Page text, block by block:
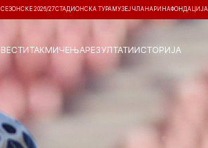
СЕЗОНСКЕ 2026/27СТАДИОНСКА ТУРА МУЗЕЈ ЧЛАНАРИНАФОНДАЦИЈА
ВЕСТИТАКМИЧЕЊАРЕЗУЛТАТИИСТОРИЈА